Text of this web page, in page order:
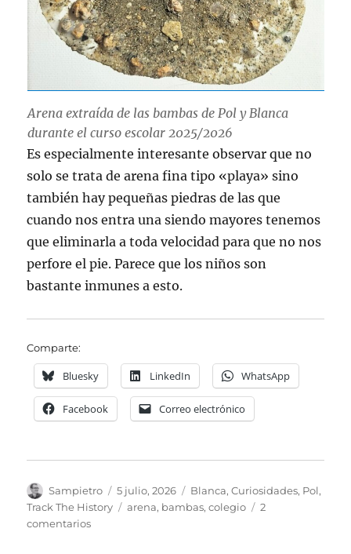
Arena extraída de las bambas de Pol y Blanca
durante el curso escolar 2025/2026
Es especialmente interesante observar que no
solo se trata de arena fina tipo «playa» sino
también hay pequeñas piedras de las que
cuando nos entra una siendo mayores tenemos
que eliminarla a toda velocidad para que no nos
perfore el pie. Parece que los niños son
bastante inmunes a esto.
Comparte:
Bluesky LinkedIn WhatsApp
Facebook Correo electrónico
Autor
Sampietro
Publicado
el
5 julio, 2026 Categorías
Blanca,Curiosidades, Pol,
Track The History
Etiquetas
arena, bambas,colegio
2
comentariosen